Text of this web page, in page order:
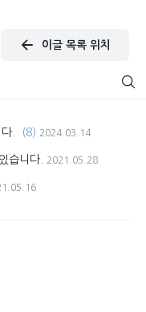
이글 목록 위치
. (8) 2024.03.14
습니다. 2021.05.28